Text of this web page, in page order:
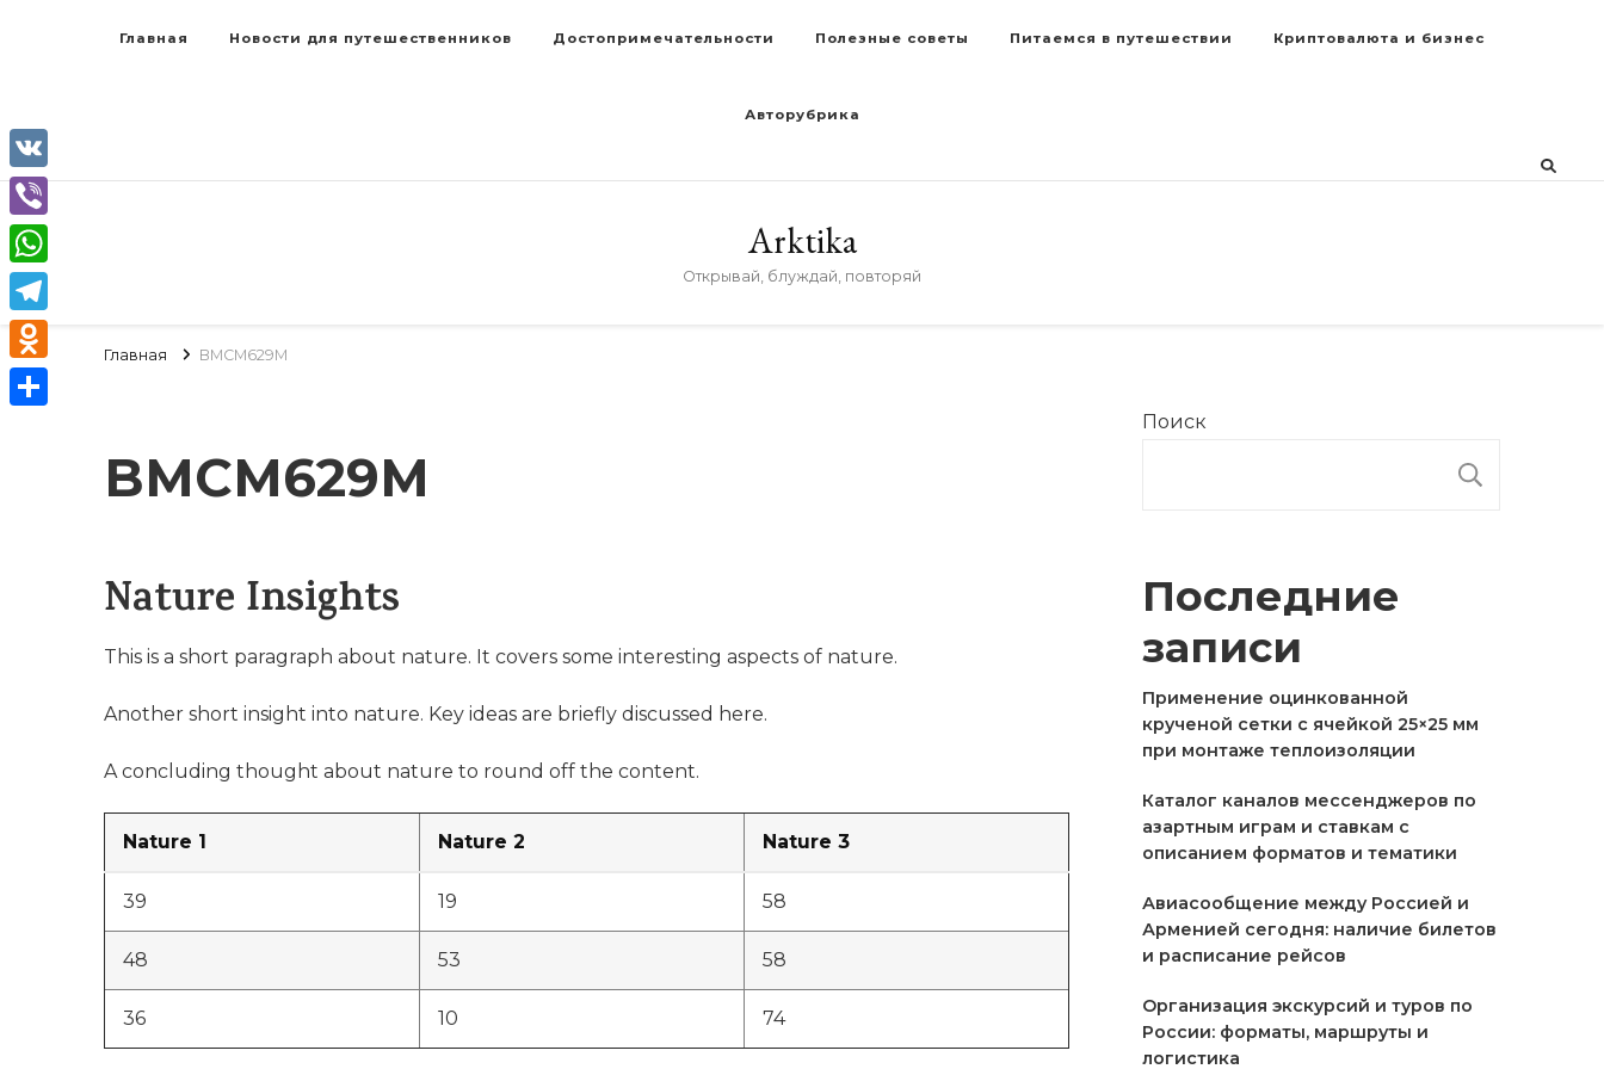
Главная Новости для путешественников Достопримечательности Полезные советы Питаемся в путешествии Криптовалюта и бизнес
Авторубрика
Arktika
Открывай, блуждай, повторяй
Главная BMCM629M
BMCM629M
Nature Insights
This is a short paragraph about nature. It covers some interesting aspects of nature.
Another short insight into nature. Key ideas are briefly discussed here.
A concluding thought about nature to round off the content.
Nature 1 Nature 2 Nature 3
39 19 58
48 53 58
36 10 74
Поиск
Последние
записи
Применение оцинкованной
крученой сетки с ячейкой 25×25 мм
при монтаже теплоизоляции
Каталог каналов мессенджеров по
азартным играм и ставкам с
описанием форматов и тематики
Авиасообщение между Россией и
Арменией сегодня: наличие билетов
и расписание рейсов
Организация экскурсий и туров по
России: форматы, маршруты и
логистика
VK
Viber
WhatsApp
Telegram
Odnoklassniki